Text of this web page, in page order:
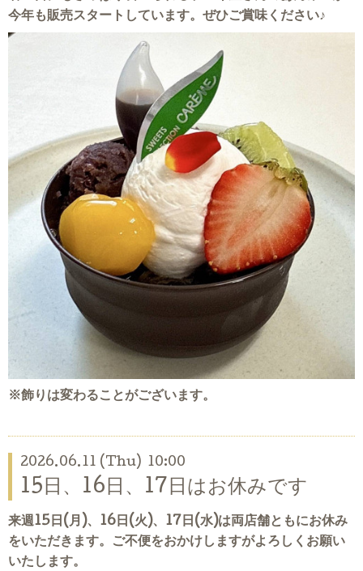
今年も販売スタートしています。ぜひご賞味ください♪
※飾りは変わることがございます。
2026.06.11 (Thu) 10:00
15日、16日、17日はお休みです
来週15日(月)、16日(火)、17日(水)は両店舗ともにお休み
をいただきます。ご不便をおかけしますがよろしくお願い
いたします。